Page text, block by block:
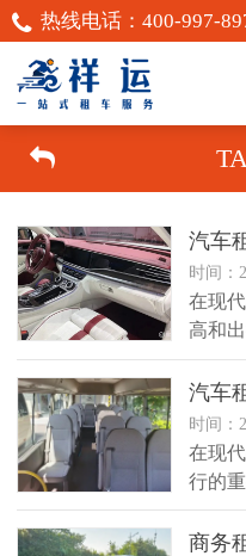
热线电话： 400-997-
时间：
在现
高和
已成
时间：
在现
行的
对便
感谢信任！
祥运汽车租赁（北京）有
限公司周琦竭诚为您服
务：15718876389；
常见问题
1.如何订车